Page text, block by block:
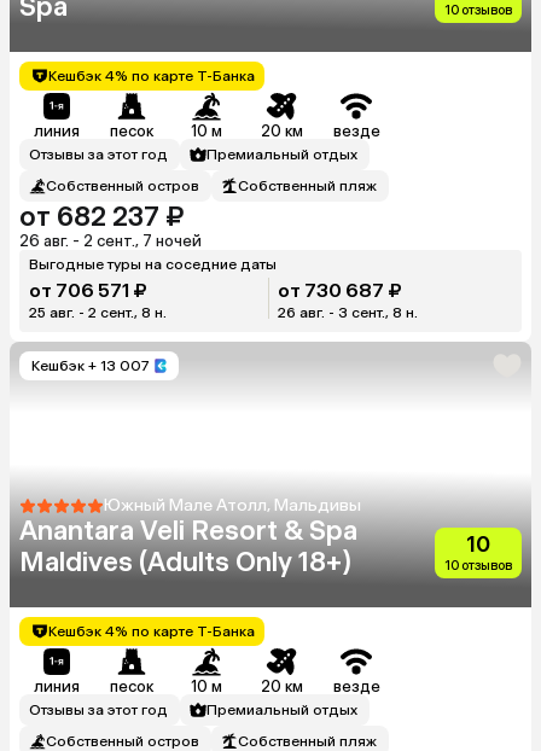
Spa 10 отзывов
Кешбэк 4% по карте Т-Банка
линия песок 10 м 20 км везде
Отзывы за этот год
Премиальный отдых
Собственный остров
Собственный пляж
от 682 237 ₽
26 авг. - 2 сент., 7 ночей
Выгодные туры на соседние даты
от 706 571 ₽
25 авг. - 2 сент., 8 н.
от 730 687 ₽
26 авг. - 3 сент., 8 н.
Кешбэк + 13 007
Южный Мале Атолл, Мальдивы
Anantara Veli Resort & Spa
Maldives (Adults Only 18+)
10
10 отзывов
Кешбэк 4% по карте Т-Банка
линия песок 10 м 20 км везде
Отзывы за этот год
Премиальный отдых
Собственный остров
Собственный пляж